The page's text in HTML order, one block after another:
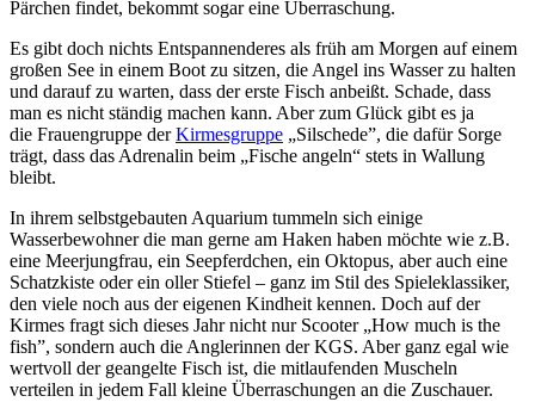
Pärchen findet, bekommt sogar eine Überraschung.
Es gibt doch nichts Entspannenderes als früh am Morgen auf einem
großen See in einem Boot zu sitzen, die Angel ins Wasser zu halten
und darauf zu warten, dass der erste Fisch anbeißt. Schade, dass
man es nicht ständig machen kann. Aber zum Glück gibt es ja
die Frauengruppe derKirmesgruppe „Silschede”, die dafür Sorge
trägt, dass das Adrenalin beim „Fische angeln“ stets in Wallung
bleibt.
In ihrem selbstgebauten Aquarium tummeln sich einige
Wasserbewohner die man gerne am Haken haben möchte wie z.B.
eine Meerjungfrau, ein Seepferdchen, ein Oktopus, aber auch eine
Schatzkiste oder ein oller Stiefel – ganz im Stil des Spieleklassiker,
den viele noch aus der eigenen Kindheit kennen. Doch auf der
Kirmes fragt sich dieses Jahr nicht nur Scooter „How much is the
fish”, sondern auch die Anglerinnen der KGS. Aber ganz egal wie
wertvoll der geangelte Fisch ist, die mitlaufenden Muscheln
verteilen in jedem Fall kleine Überraschungen an die Zuschauer.